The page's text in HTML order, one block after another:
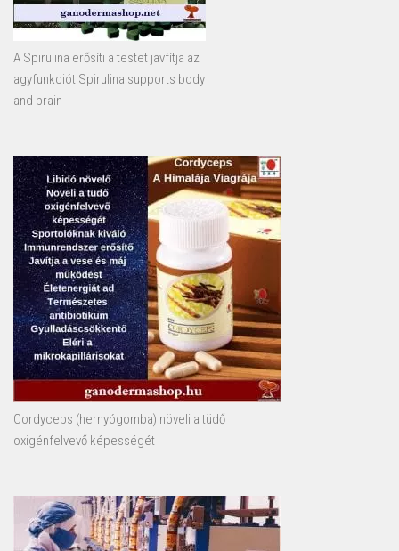
A Spirulina erősíti a testet javfítja az
agyfunkciót Spirulina supports body
and brain
Cordyceps (hernyógomba) növeli a tüdő
oxigénfelvevő képességét